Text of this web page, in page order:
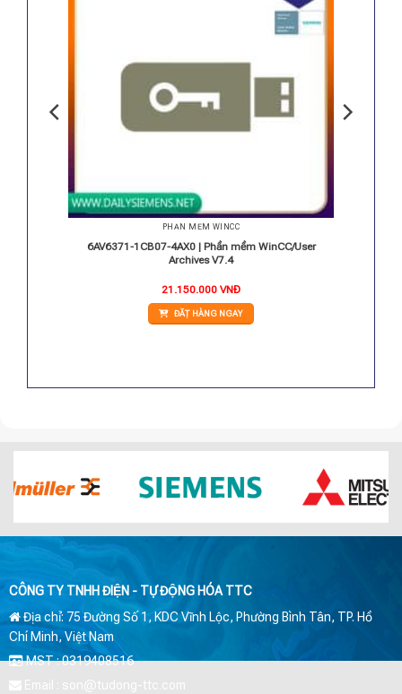
PHẦN MỀM WINCC
6AV6371-1CB07-4AX0 | Phần mềm WinCC/User
Archives V7.4
21.150.000 VNĐ
ĐẶT HÀNG NGAY
CÔNG TY TNHH ĐIỆN - TỰ ĐỘNG HÓA TTC
Địa chỉ: 75 Đường Số 1, KDC Vĩnh Lộc, Phường Bình Tân, TP. Hồ
Chí Minh, Việt Nam
MST : 0319408516
Email : son@tudong-ttc.com